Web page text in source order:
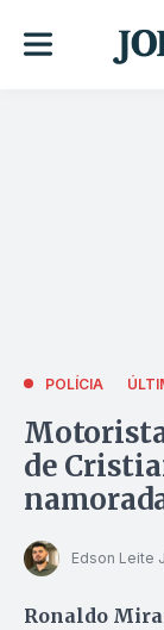
POLÍCIA
de
Edson Leite
Ronaldo